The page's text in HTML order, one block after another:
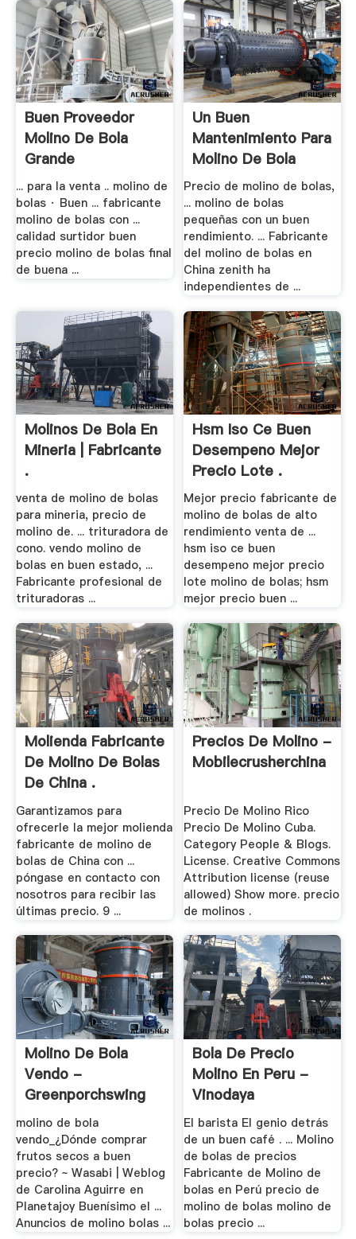
Buen Proveedor
Molino De Bola
Grande
... para la venta .. molino de
bolas · Buen ... fabricante
molino de bolas con ...
calidad surtidor buen
precio molino de bolas final
de buena ...
Un Buen
Mantenimiento Para
Molino De Bola
Precio de molino de bolas,
... molino de bolas
pequeñas con un buen
rendimiento. ... Fabricante
del molino de bolas en
China zenith ha
independientes de ...
Molinos De Bola En
Mineria | Fabricante
.
venta de molino de bolas
para mineria, precio de
molino de. ... trituradora de
cono. vendo molino de
bolas en buen estado, ...
Fabricante profesional de
trituradoras ...
Hsm Iso Ce Buen
Desempeno Mejor
Precio Lote .
Mejor precio fabricante de
molino de bolas de alto
rendimiento venta de ...
hsm iso ce buen
desempeno mejor precio
lote molino de bolas; hsm
mejor precio buen ...
Molienda Fabricante
De Molino De Bolas
De China .
Garantizamos para
ofrecerle la mejor molienda
fabricante de molino de
bolas de China con ...
póngase en contacto con
nosotros para recibir las
últimas precio. 9 ...
Precios De Molino -
Mobilecrusherchina
Precio De Molino Rico
Precio De Molino Cuba.
Category People & Blogs.
License. Creative Commons
Attribution license (reuse
allowed) Show more. precio
de molinos .
Molino De Bola
Vendo -
Greenporchswing
molino de bola
vendo_¿Dónde comprar
frutos secos a buen
precio? ~ Wasabi | Weblog
de Carolina Aguirre en
Planetajoy Buenísimo el ...
Anuncios de molino bolas ...
Bola De Precio
Molino En Peru -
Vinodaya
El barista El genio detrás
de un buen café . ... Molino
de bolas de precios
Fabricante de Molino de
bolas en Perú precio de
molino de bolas molino de
bolas precio ...